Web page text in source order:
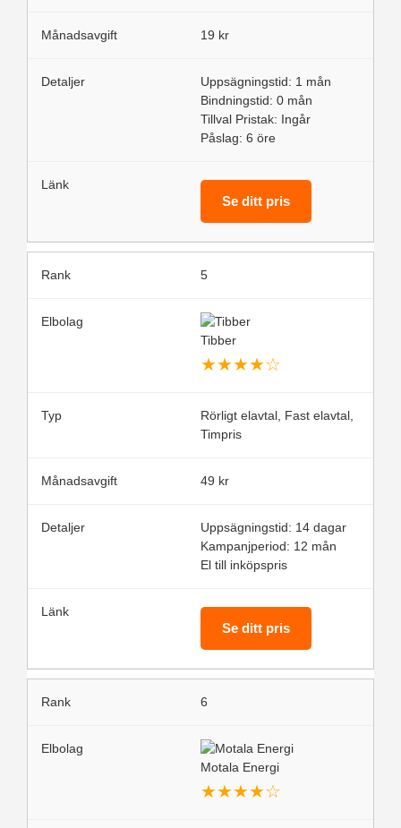
19 kr
Uppsägningstid: 1 mån
Bindningstid: 0 mån
Tillval Pristak: Ingår
Påslag: 6 öre
Se ditt pris
5
Tibber
★★★★☆
Rörligt elavtal, Fast elavtal,
Timpris
49 kr
Uppsägningstid: 14 dagar
Kampanjperiod: 12 mån
El till inköpspris
Se ditt pris
6
Motala Energi
★★★★☆